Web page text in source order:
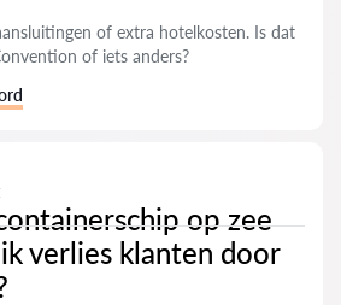
of extra hotelkosten. Is dat
of iets anders?
op zee
verlies klanten door